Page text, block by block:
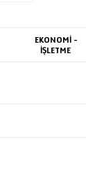
EKONOMİ -
İŞLETME